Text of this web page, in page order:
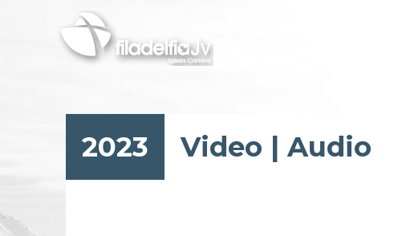
2023 Video | Audio
Paginación